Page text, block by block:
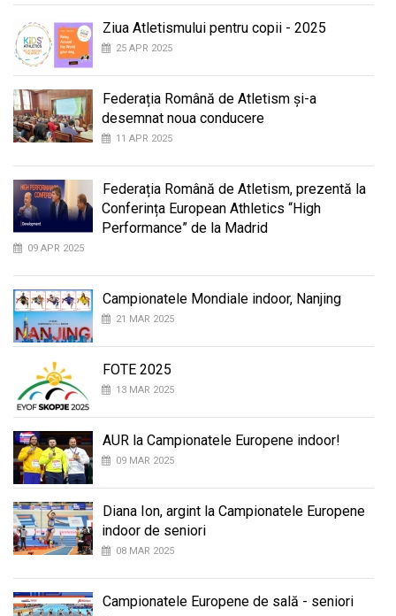
Ziua Atletismului pentru copii - 2025
25 APR 2025
Federația Română de Atletism și-a
desemnat noua conducere
11 APR 2025
Federația Română de Atletism, prezentă la
Conferința European Athletics “High
Performance” de la Madrid
09 APR 2025
Campionatele Mondiale indoor, Nanjing
21 MAR 2025
FOTE 2025
13 MAR 2025
AUR la Campionatele Europene indoor!
09 MAR 2025
Diana Ion, argint la Campionatele Europene
indoor de seniori
08 MAR 2025
Campionatele Europene de sală - seniori